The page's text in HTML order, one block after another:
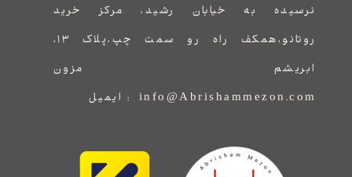
نرسیده به خیابان رشید، مرکز خرید
روتانو،همکف راه رو سمت چپ،پلاک ۱۳،
ابریشم مزون
info@Abrishammezon.com : ایمیل